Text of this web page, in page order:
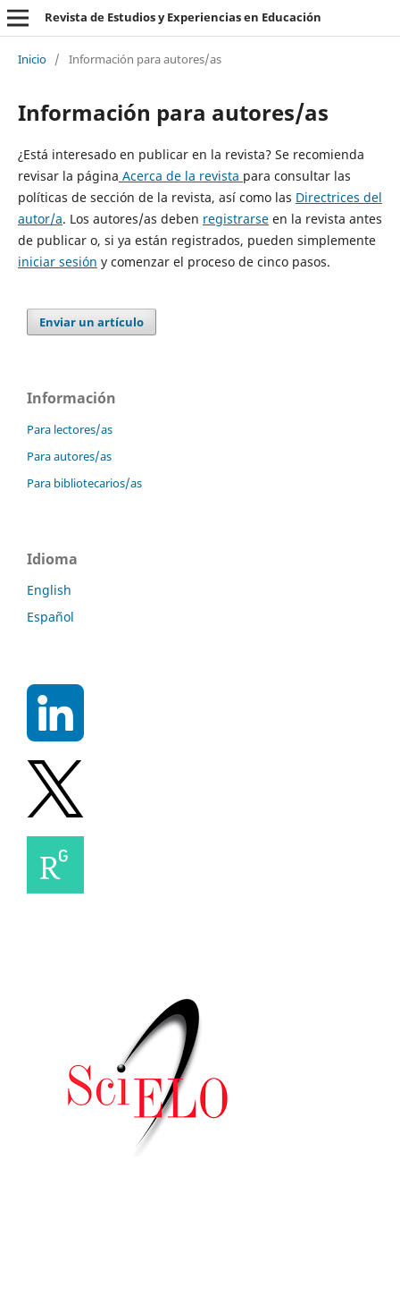
Revista de Estudios y Experiencias en Educación
Inicio / Información para autores/as
Información para autores/as
¿Está interesado en publicar en la revista? Se recomienda
revisar la página Acerca de la revista para consultar las
políticas de sección de la revista, así como las Directrices del
autor/a. Los autores/as deben registrarseen la revista antes
de publicar o, si ya están registrados, pueden simplemente
iniciar sesión y comenzar el proceso de cinco pasos.
Enviar un artículo
Información
Para lectores/as
Para autores/as
Para bibliotecarios/as
Idioma
English
Español